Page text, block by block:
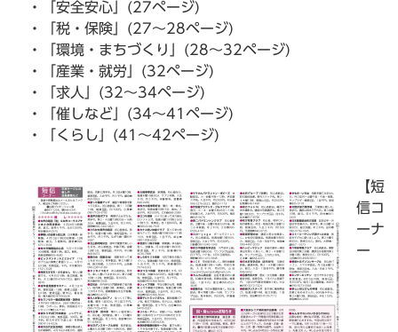
・「安全安心」(27ページ)
・「税・保険」(27～28ページ)
・「環境・まちづくり」(28～32ページ)
・「産業・就労」(32ページ)
・「求人」(32～34ページ)
・「催しなど」(34～41ページ)
・「くらし」(41～42ページ)
【短
信コ
ーナ
ー